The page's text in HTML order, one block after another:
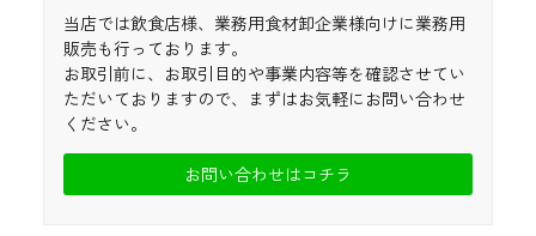
当店では飲食店様、業務用食材卸企業様向けに業務用
販売も行っております。
お取引前に、お取引目的や事業内容等を確認させてい
ただいておりますので、まずはお気軽にお問い合わせ
ください。
お問い合わせはコチラ